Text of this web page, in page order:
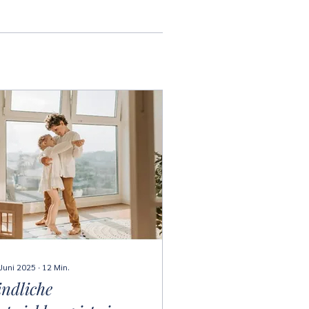
2025 ∙ 12 Min.